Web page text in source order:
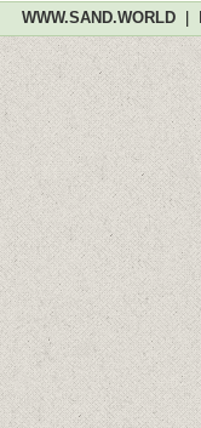
WWW.SAND.WORLD|